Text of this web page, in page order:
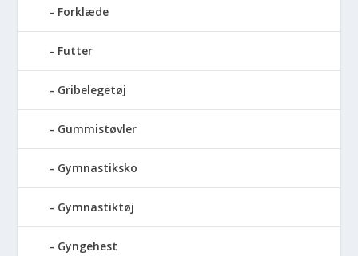
Forklæde
Futter
Gribelegetøj
Gummistøvler
Gymnastiksko
Gymnastiktøj
Gyngehest